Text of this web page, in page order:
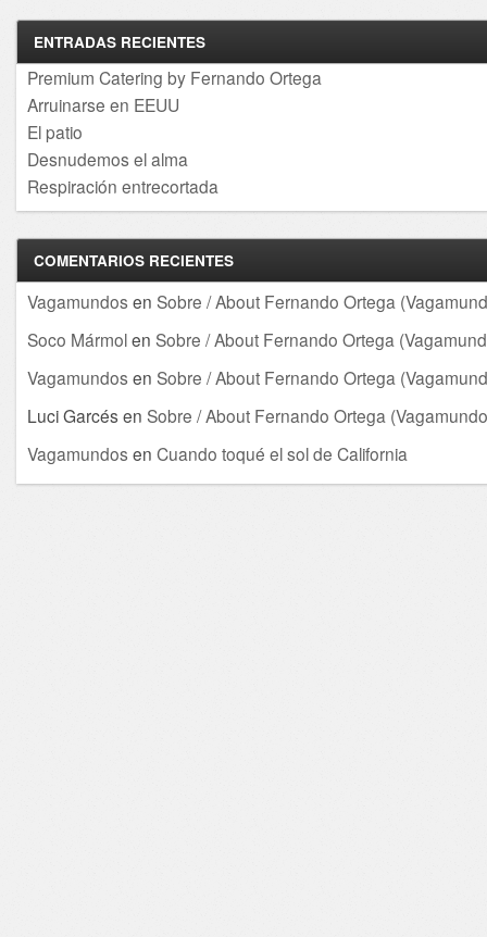
ENTRADAS RECIENTES
Premium Catering by Fernando Ortega
Arruinarse en EEUU
El patio
Desnudemos el alma
Respiración entrecortada
COMENTARIOS RECIENTES
Vagamundos en Sobre / About Fernando Ortega
Soco Mármolen Sobre / About Fernando Ortega
Vagamundos en Sobre / About Fernando Ortega
Luci Garcés en Sobre / About Fernando Ortega
Vagamundos en Cuando toqué el sol de California